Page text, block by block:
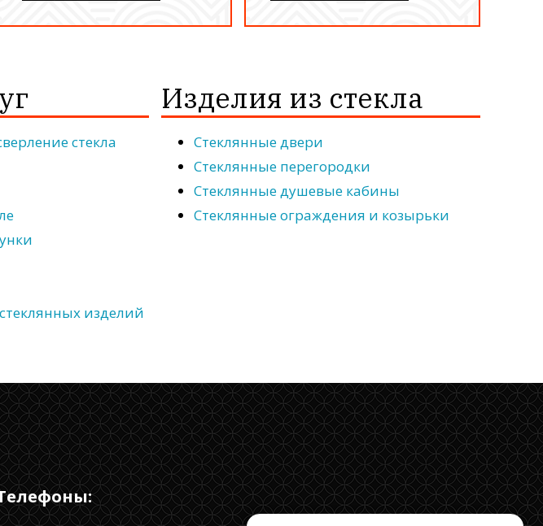
стекла
изделий
Изделия из стекла
Стеклянные двери
Стеклянные перегородки
Стеклянные душевые кабины
Стеклянные ограждения и козырьки